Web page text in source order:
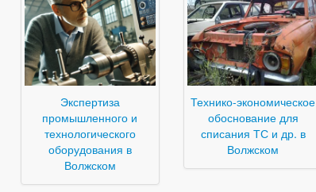
Экспертиза
промышленного и
технологического
оборудования в
Волжском
Технико-экономическое
обоснование для
списания ТС и др. в
Волжском